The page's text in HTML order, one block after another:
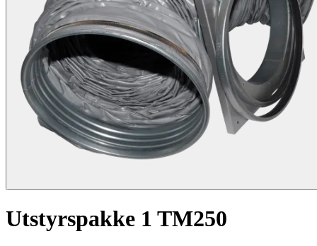
Utstyrspakke 1 TM250